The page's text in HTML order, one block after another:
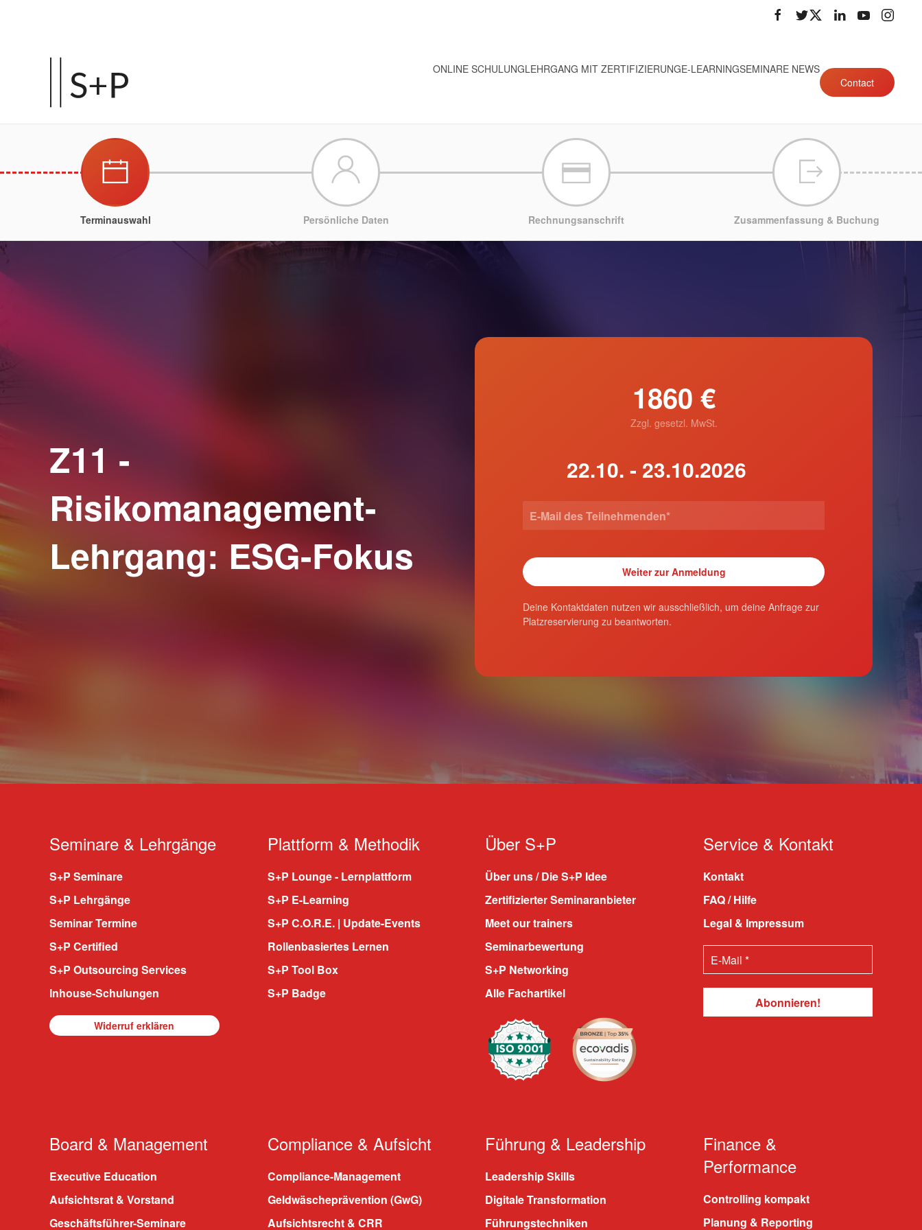
ONLINE SCHULUNGLEHRGANG MIT ZERTIFIZIERUNGE-LEARNINGSEMINARE NEWS
Contact
Terminauswahl Persönliche Daten Rechnungsanschrift Zusammenfassung & Buchung
Z11 -
Risikomanagement-
Lehrgang: ESG-Fokus
1860 €
Zzgl. gesetzl. MwSt.
Deine Kontaktdaten nutzen wir ausschließlich, um deine Anfrage zur
Platzreservierung zu beantworten.
Seminare & Lehrgänge
S+P Seminare
S+P Lehrgänge
Seminar Termine
S+P Certified
S+P Outsourcing Services
Inhouse-Schulungen
Widerruf erklären
Plattform & Methodik
S+P Lounge - Lernplattform
S+P E-Learning
S+P C.O.R.E. | Update-Events
Rollenbasiertes Lernen
S+P Tool Box
S+P Badge
Über S+P
Über uns / Die S+P Idee
Zertifizierter Seminaranbieter
Meet our trainers
Seminarbewertung
S+P Networking
Alle Fachartikel
Service & Kontakt
Kontakt
FAQ / Hilfe
Legal & Impressum
Board & Management
Executive Education
Aufsichtsrat & Vorstand
Geschäftsführer-Seminare
Compliance & Aufsicht
Compliance-Management
Geldwäscheprävention (GwG)
Aufsichtsrecht & CRR
Führung & Leadership
Leadership Skills
Digitale Transformation
Führungstechniken
Finance &
Performance
Controlling kompakt
Planung & Reporting